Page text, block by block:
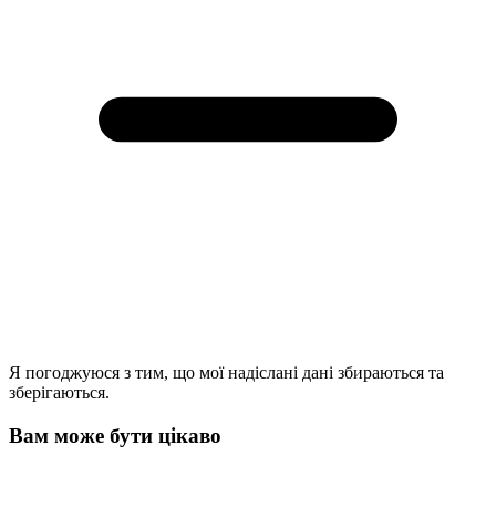
Я погоджуюся з тим, що мої надіслані дані збираються та
зберігаються.
Вам може бути цікаво